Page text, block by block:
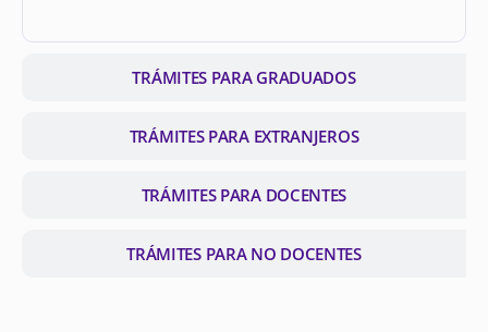
TRÁMITES PARA GRADUADOS
TRÁMITES PARA EXTRANJEROS
TRÁMITES PARA DOCENTES
TRÁMITES PARA NO DOCENTES